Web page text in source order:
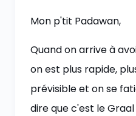
Mon p'tit Padawan,
Quand on arrive à
on est plus rapide,
prévisible et on se
dire que c'est le Graal